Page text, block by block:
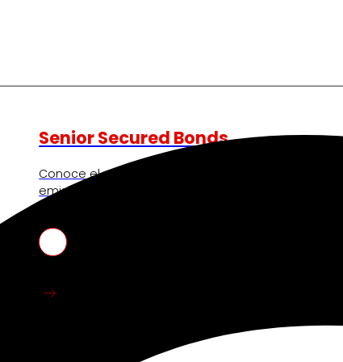
Senior Secured Bonds
Conoce el marco financiero que respalda nuestras
emisiones y la información clave para bonistas